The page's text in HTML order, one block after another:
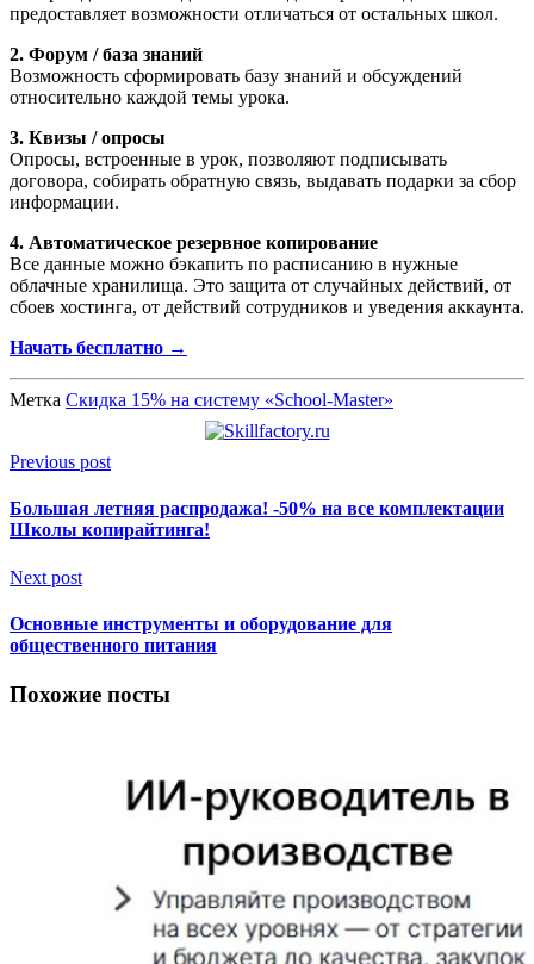
предоставляет возможности отличаться от остальных школ.
2. Форум / база знаний
Возможность сформировать базу знаний и обсуждений
относительно каждой темы урока.
3. Квизы / опросы
Опросы, встроенные в урок, позволяют подписывать
договора, собирать обратную связь, выдавать подарки за сбор
информации.
4. Автоматическое резервное копирование
Все данные можно бэкапить по расписанию в нужные
облачные хранилища. Это защита от случайных действий, от
сбоев хостинга, от действий сотрудников и уведения аккаунта.
Начать бесплатно →
Метка Скидка 15% на систему «School-Master»
Previous post
Большая летняя распродажа! -50% на все комплектации
Школы копирайтинга!
Next post
Основные инструменты и оборудование для
общественного питания
Похожие посты